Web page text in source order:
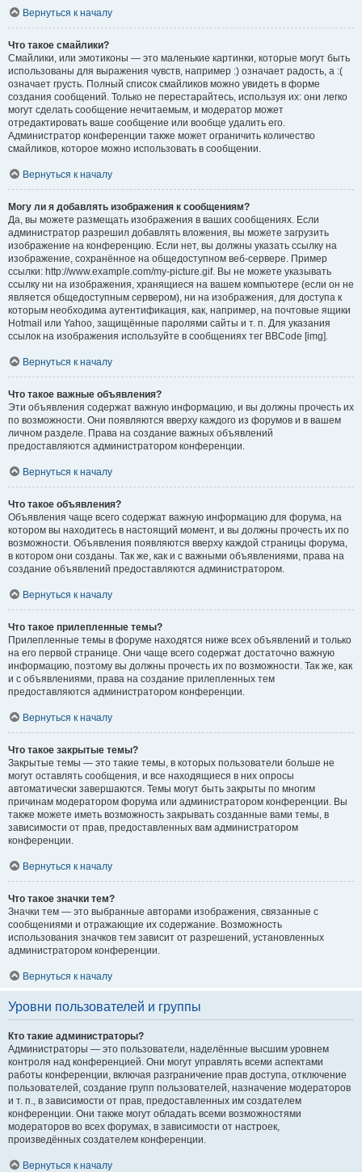
Вернуться к началу
Что такое смайлики?
Смайлики, или эмотиконы — это маленькие картинки, которые могут быть
использованы для выражения чувств, например :) означает радость, а :(
означает грусть. Полный список смайликов можно увидеть в форме
создания сообщений. Только не перестарайтесь, используя их: они легко
могут сделать сообщение нечитаемым, и модератор может
отредактировать ваше сообщение или вообще удалить его.
Администратор конференции также может ограничить количество
смайликов, которое можно использовать в сообщении.
Вернуться к началу
Могу ли я добавлять изображения к сообщениям?
Да, вы можете размещать изображения в ваших сообщениях. Если
администратор разрешил добавлять вложения, вы можете загрузить
изображение на конференцию. Если нет, вы должны указать ссылку на
изображение, сохранённое на общедоступном веб-сервере. Пример
ссылки: http://www.example.com/my-picture.gif. Вы не можете указывать
ссылку ни на изображения, хранящиеся на вашем компьютере (если он не
является общедоступным сервером), ни на изображения, для доступа к
которым необходима аутентификация, как, например, на почтовые ящики
Hotmail или Yahoo, защищённые паролями сайты и т. п. Для указания
ссылок на изображения используйте в сообщениях тег BBCode [img].
Вернуться к началу
Что такое важные объявления?
Эти объявления содержат важную информацию, и вы должны прочесть их
по возможности. Они появляются вверху каждого из форумов и в вашем
личном разделе. Права на создание важных объявлений
предоставляются администратором конференции.
Вернуться к началу
Что такое объявления?
Объявления чаще всего содержат важную информацию для форума, на
котором вы находитесь в настоящий момент, и вы должны прочесть их по
возможности. Объявления появляются вверху каждой страницы форума,
в котором они созданы. Так же, как и с важными объявлениями, права на
создание объявлений предоставляются администратором.
Вернуться к началу
Что такое прилепленные темы?
Прилепленные темы в форуме находятся ниже всех объявлений и только
на его первой странице. Они чаще всего содержат достаточно важную
информацию, поэтому вы должны прочесть их по возможности. Так же, как
и с объявлениями, права на создание прилепленных тем
предоставляются администратором конференции.
Вернуться к началу
Что такое закрытые темы?
Закрытые темы — это такие темы, в которых пользователи больше не
могут оставлять сообщения, и все находящиеся в них опросы
автоматически завершаются. Темы могут быть закрыты по многим
причинам модератором форума или администратором конференции. Вы
также можете иметь возможность закрывать созданные вами темы, в
зависимости от прав, предоставленных вам администратором
конференции.
Вернуться к началу
Что такое значки тем?
Значки тем — это выбранные авторами изображения, связанные с
сообщениями и отражающие их содержание. Возможность
использования значков тем зависит от разрешений, установленных
администратором конференции.
Вернуться к началу
Уровни пользователей и группы
Кто такие администраторы?
Администраторы — это пользователи, наделённые высшим уровнем
контроля над конференцией. Они могут управлять всеми аспектами
работы конференции, включая разграничение прав доступа, отключение
пользователей, создание групп пользователей, назначение модераторов
и т. п., в зависимости от прав, предоставленных им создателем
конференции. Они также могут обладать всеми возможностями
модераторов во всех форумах, в зависимости от настроек,
произведённых создателем конференции.
Вернуться к началу